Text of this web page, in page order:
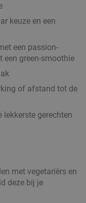
keuze en een
een passion-
een green-smoothie
of afstand tot de
lekkerste gerechten
met vegetariërs en
deze bij je